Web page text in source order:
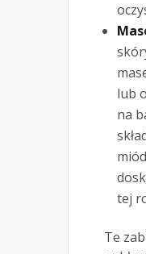
lub
na
tej
Te